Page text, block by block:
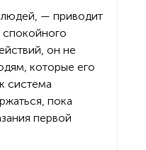
людей, — приводит
он не
которые его
система
пока
первой